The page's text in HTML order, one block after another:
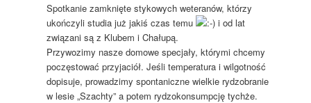
Spotkanie zamknięte stykowych weteranów, którzy
ukończyli studia już jakiś czas temu
i od lat
związani są z Klubem i Chałupą.
Przywozimy nasze domowe specjały, którymi chcemy
poczęstować przyjaciół. Jeśli temperatura i wilgotność
dopisuje, prowadzimy spontaniczne wielkie rydzobranie
w lesie „Szachty” a potem rydzokonsumpcję tychże.